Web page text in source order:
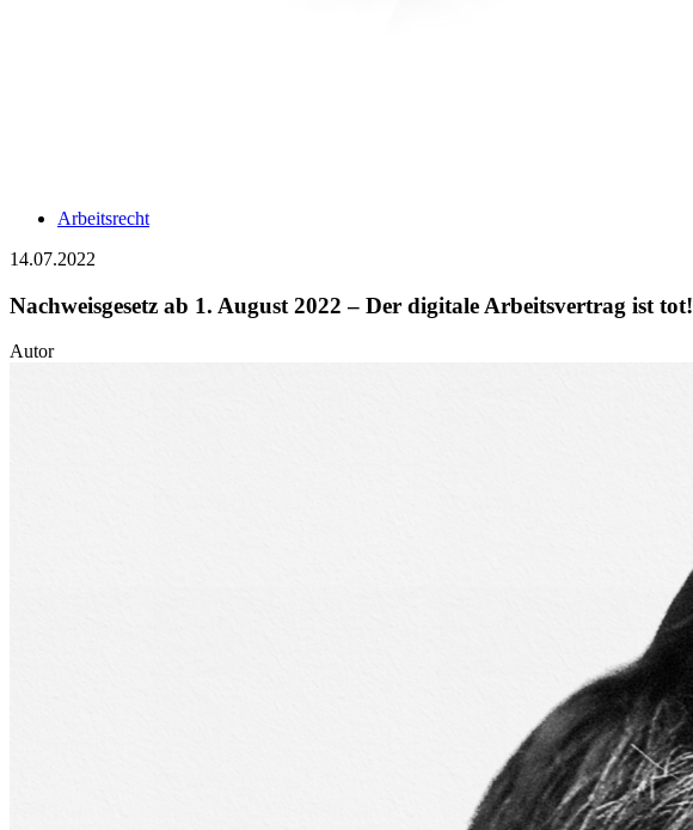
Arbeitsrecht
14.07.2022
Nachweisgesetz ab 1. August 2022 – Der digitale Arbeitsvertrag ist tot!
Autor